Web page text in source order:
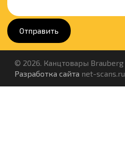
Отправить
© 2026. Канцтовары Brauberg
Разработка сайта net-scans.ru